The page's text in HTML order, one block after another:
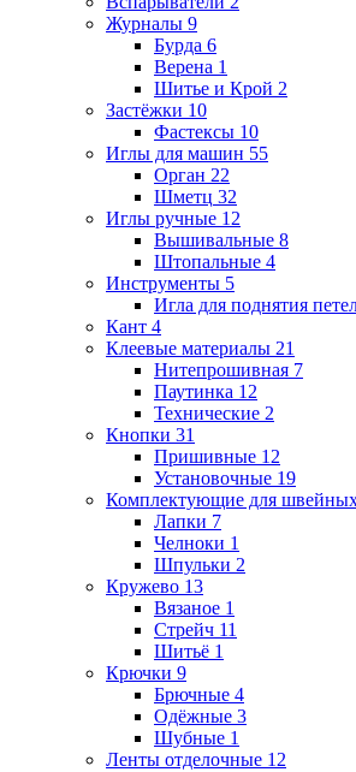
Журналы 9
Бурда 6
Верена 1
Шитье и Крой 2
Застёжки 10
Фастексы 10
Иглы для машин 55
Орган 22
Шметц 32
Иглы ручные 12
Вышивальные 8
Штопальные 4
Инструменты 5
Игла для поднятия
Кант 4
Клеевые материалы 21
Нитепрошивная 7
Паутинка 12
Технические 2
Кнопки 31
Пришивные 12
Установочные 19
Комплектующие для
Лапки 7
Челноки 1
Шпульки 2
Кружево 13
Вязаное 1
Стрейч 11
Шитьё 1
Крючки 9
Брючные 4
Одёжные 3
Шубные 1
Ленты отделочные 12